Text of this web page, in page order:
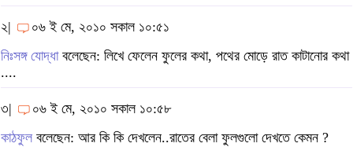
২|
০৬ ই মে, ২০১০ সকাল ১০:৫১
নিঃসঙ্গ যোদ্ধাবলেছেন: লিখে ফেলেন ফুলের কথা, পথের মোড়ে রাত কাটানোর কথা
....
৩|
০৬ ই মে, ২০১০ সকাল ১০:৫৮
কাঠফুল বলেছেন: আর কি কি দেখলেন..রাতের বেলা ফুলগুলো দেখতে কেমন ?